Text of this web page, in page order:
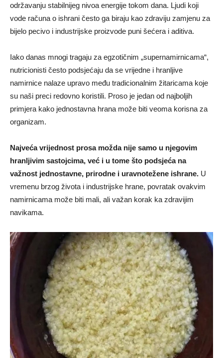
održavanju stabilnijeg nivoa energije tokom dana. Ljudi koji
vode računa o ishrani često ga biraju kao zdraviju zamjenu za
bijelo pecivo i industrijske proizvode puni šećera i aditiva.
Iako danas mnogi tragaju za egzotičnim „supernamirnicama“,
nutricionisti često podsjećaju da se vrijedne i hranljive
namirnice nalaze upravo među tradicionalnim žitaricama koje
su naši preci redovno koristili. Proso je jedan od najboljih
primjera kako jednostavna hrana može biti veoma korisna za
organizam.
Najveća vrijednost prosa možda nije samo u njegovim
hranljivim sastojcima, već i u tome što podsjeća na
važnost jednostavne, prirodne i uravnotežene ishrane. U
vremenu brzog života i industrijske hrane, povratak ovakvim
namirnicama može biti mali, ali važan korak ka zdravijim
navikama.